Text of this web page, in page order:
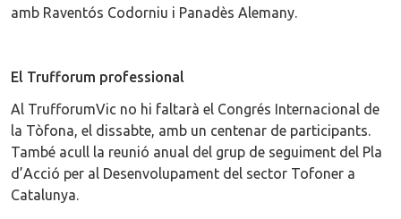
amb Raventós Codorniu i Panadès Alemany.
El Trufforum professional
Al TrufforumVic no hi faltarà el Congrés Internacional de
la Tòfona, el dissabte, amb un centenar de participants.
També acull la reunió anual del grup de seguiment del Pla
d’Acció per al Desenvolupament del sector Tofoner a
Catalunya.